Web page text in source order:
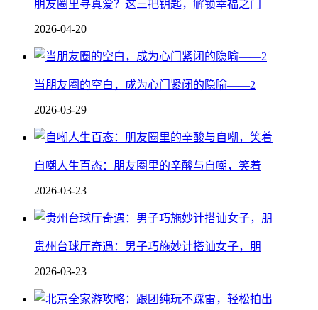
朋友圈里寻真爱？这三把钥匙，解锁幸福之门
2026-04-20
当朋友圈的空白，成为心门紧闭的隐喻——2
2026-03-29
自嘲人生百态：朋友圈里的辛酸与自嘲，笑着
2026-03-23
贵州台球厅奇遇：男子巧施妙计搭讪女子，朋
2026-03-23